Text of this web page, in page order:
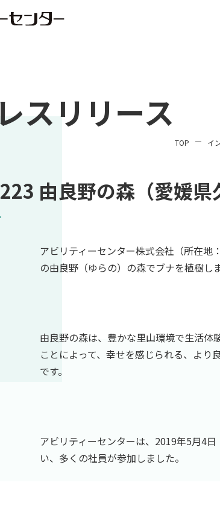
スリリース
TOP イ
由良野の森（愛媛
アビリティーセンター株式会社（所在
の由良野（ゆらの）の森でブナを植樹し
由良野の森は、豊かな里山環境で生活体
ことによって、幸せを感じられる、よ
です。
アビリティーセンターは、2019年5月4
い、多くの社員が参加しました。